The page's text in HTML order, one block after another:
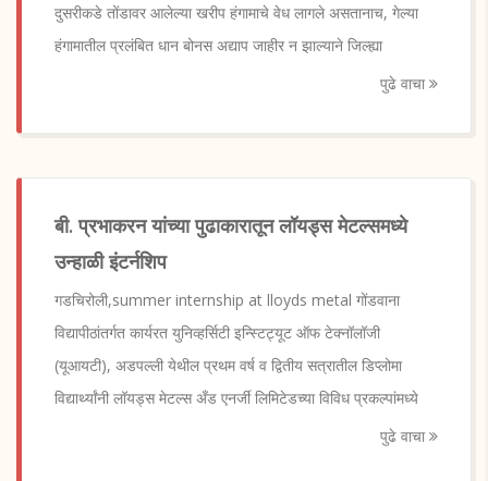
दुसरीकडे तोंडावर आलेल्या खरीप हंगामाचे वेध लागले असतानाच, गेल्या
हंगामातील प्रलंबित धान बोनस अद्याप जाहीर न झाल्याने जिल्ह्या
पुढे वाचा
बी. प्रभाकरन यांच्या पुढाकारातून लॉयड्स मेटल्समध्ये
उन्हाळी इंटर्नशिप
गडचिरोली,summer internship at lloyds metal गोंडवाना
विद्यापीठांतर्गत कार्यरत युनिव्हर्सिटी इन्स्टिट्यूट ऑफ टेक्नॉलॉजी
(यूआयटी), अडपल्ली येथील प्रथम वर्ष व द्वितीय सत्रातील डिप्लोमा
विद्यार्थ्यांनी लॉयड्स मेटल्स अँड एनर्जी लिमिटेडच्या विविध प्रकल्पांमध्ये
पुढे वाचा